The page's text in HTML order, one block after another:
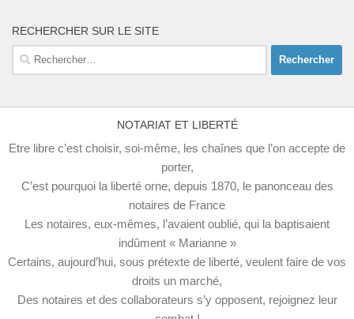
RECHERCHER SUR LE SITE
Rechercher :
NOTARIAT ET LIBERTÉ
Etre libre c’est choisir, soi-même, les chaînes que l’on accepte de
porter,
C’est pourquoi la liberté orne, depuis 1870, le panonceau des
notaires de France
Les notaires, eux-mêmes, l’avaient oublié, qui la baptisaient
indûment « Marianne »
Certains, aujourd’hui, sous prétexte de liberté, veulent faire de vos
droits un marché,
Des notaires et des collaborateurs s’y opposent, rejoignez leur